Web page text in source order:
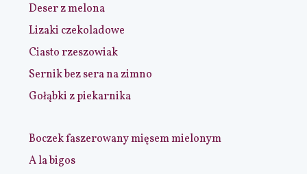
Deser z melona
Lizaki czekoladowe
Ciasto rzeszowiak
Sernik bez sera na zimno
Gołąbki z piekarnika
Boczek faszerowany mięsem mielonym
A la bigos